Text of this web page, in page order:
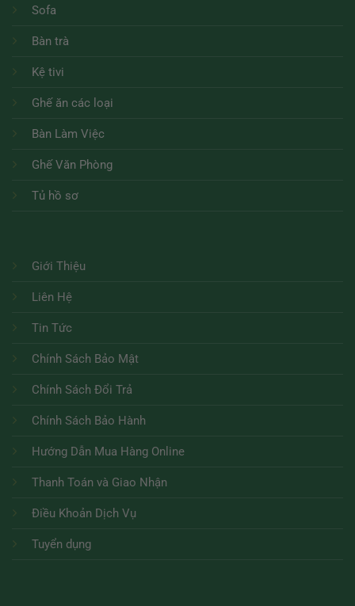
Sofa
Bàn trà
Kệ tivi
Ghế ăn các loại
Bàn Làm Việc
Ghế Văn Phòng
Tủ hồ sơ
Giới Thiệu
Liên Hệ
Tin Tức
Chính Sách Bảo Mật
Chính Sách Đổi Trả
Chính Sách Bảo Hành
Hướng Dẫn Mua Hàng Online
Thanh Toán và Giao Nhận
Điều Khoản Dịch Vụ
Tuyển dụng